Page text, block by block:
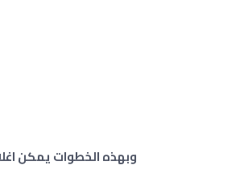
وبهذه الخطوات يمكن